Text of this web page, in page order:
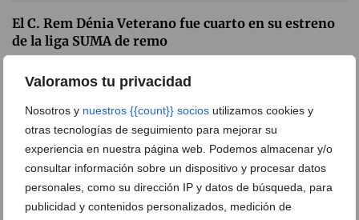
Valoramos tu privacidad
Nosotros y nuestros {{count}} socios utilizamos cookies y
otras tecnologías de seguimiento para mejorar su
experiencia en nuestra página web. Podemos almacenar y/o
consultar información sobre un dispositivo y procesar datos
personales, como su dirección IP y datos de búsqueda, para
publicidad y contenidos personalizados, medición de
El C. Rem Dénia Veterano fue cuarto en su estreno
de la liga SUMA de remo